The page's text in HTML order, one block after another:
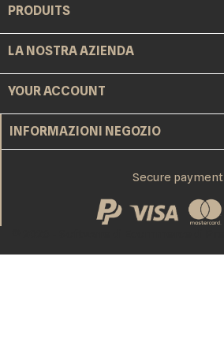
PRODUITS
LA NOSTRA AZIENDA
YOUR ACCOUNT
INFORMAZIONI NEGOZIO
Secure payment